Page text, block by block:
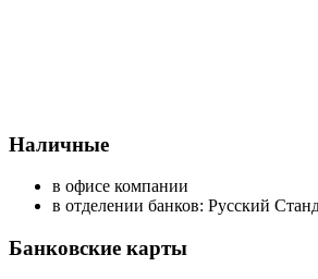
Наличные
в офисе компании
в отделении банков: Русский
Банковские карты